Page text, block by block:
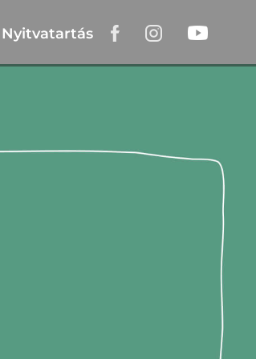
Nyitvatartás